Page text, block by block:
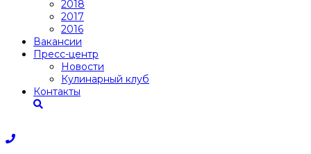
2018
2017
2016
Вакансии
Пресс-центр
Новости
Кулинарный клуб
Контакты